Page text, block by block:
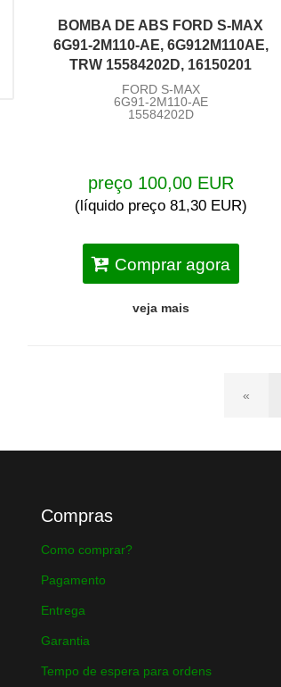
BOMBA DE ABS FORD S-MAX
6G91-2M110-AE, 6G912M110AE,
TRW 15584202D, 16150201
FORD S-MAX
6G91-2M110-AE
15584202D
preço 100,00 EUR
(líquido preço 81,30 EUR)
Comprar agora
veja mais
«
Compras
Como comprar?
Pagamento
Entrega
Garantia
Tempo de espera para ordens